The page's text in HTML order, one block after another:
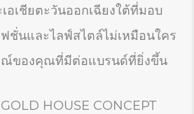
อเชียตะวันออกเฉียงใต้ที่มอบ
ชั่นและไลฟ์สไตล์ไม่เหมือนใคร
ณ์ของคุณที่มีต่อแบรนด์ที่ยิ่งขึ้น
HOUSE CONCEPT